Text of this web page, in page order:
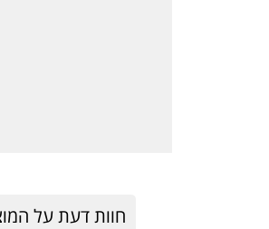
חוות דעת על